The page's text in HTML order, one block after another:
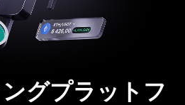
グプラットフ